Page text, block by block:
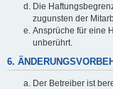
Die
zugunsten der
Ansprüche für eine
unberührt.
6.
Der Betreiber ist